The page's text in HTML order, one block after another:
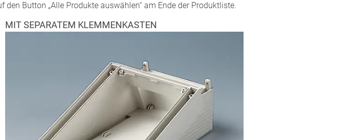
Button „Alle Produkte auswählen“ am Ende der Produktliste.
MIT SEPARATEM KLEMMENKASTEN